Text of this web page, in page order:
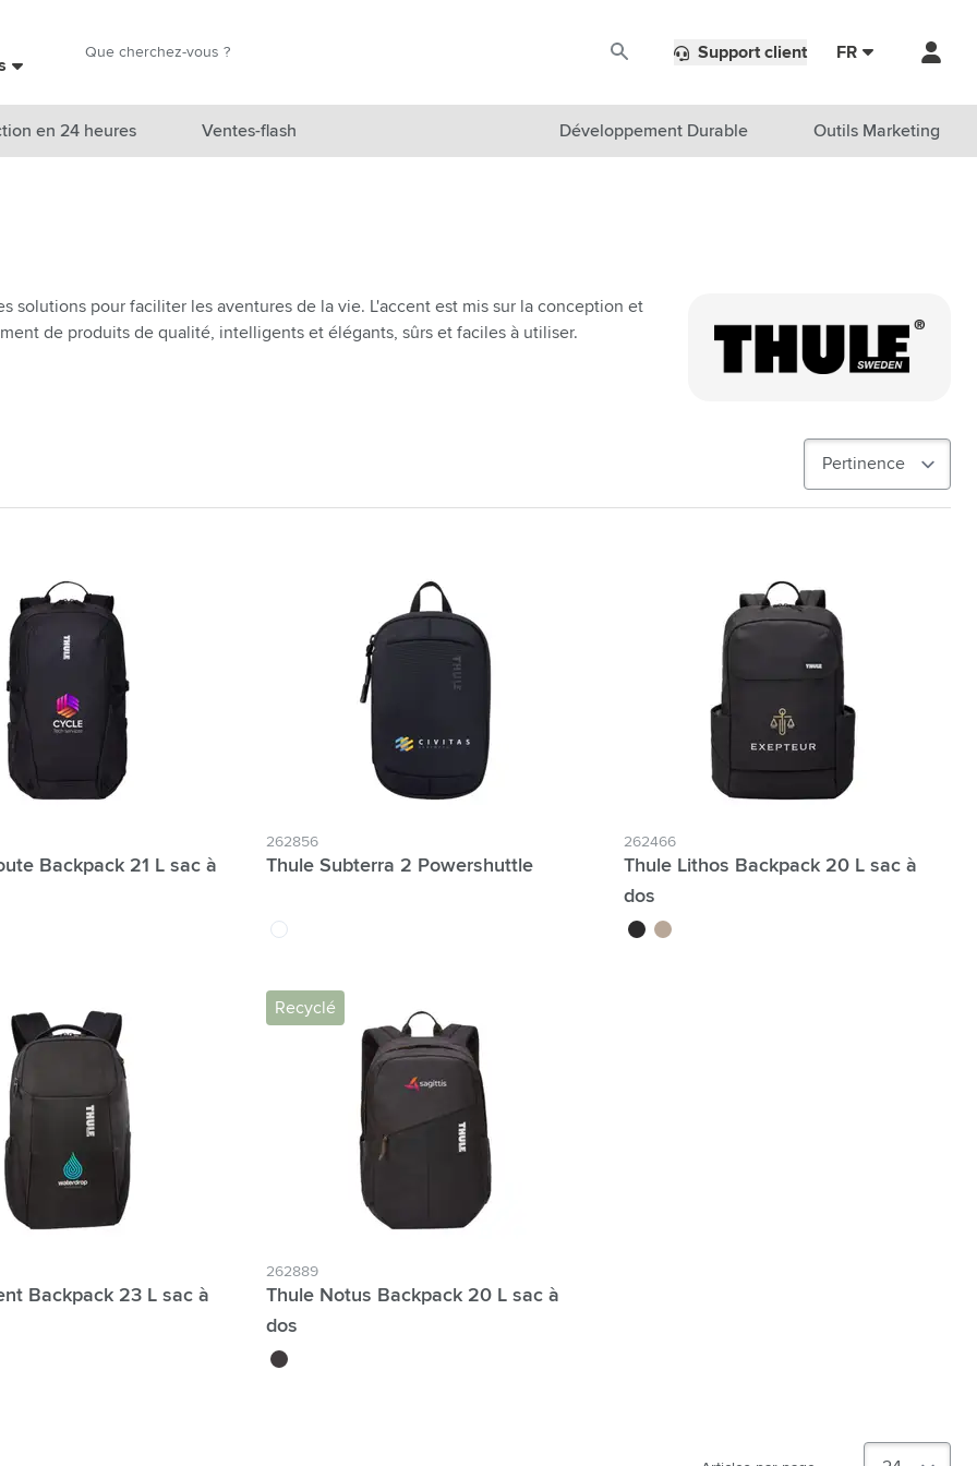
Marques
Thèmes
Accessoires boissons
Produits de soin
Technologie & gadgets
Écriture
Bureau
Outdoor & Loisirs
Outils & Déplacements
Support client FR
en 24 heures Ventes-flash Développement Durable Outils Marketing
solutions pour faciliter les aventures de la vie. L'accent est mis sur la conception et
de produits de qualité, intelligents et élégants, sûrs et faciles à utiliser.
Backpack 21 L sac à
262856
Thule Subterra 2 Powershuttle
noir
262466
Thule Lithos Backpack 20 L sac à
dos
noir beige
Backpack 23 L sac à
Recyclé
262889
Thule Notus Backpack 20 L sac à
dos
noir